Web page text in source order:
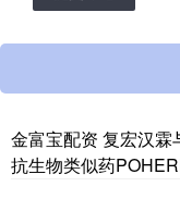
金富宝配资 复宏汉
抗生物类似药